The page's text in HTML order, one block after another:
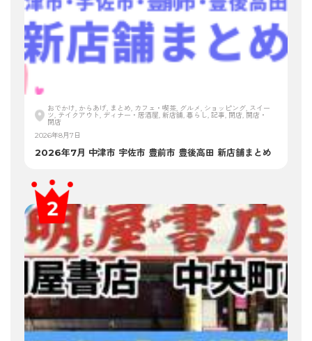
おでかけ, からあげ, まとめ, カフェ・喫茶, グルメ, ショッピング, スイー
ツ, テイクアウト, ディナー・居酒屋, 新店舗, 暮らし, 記事, 閉店, 開店・
閉店
2026年8月7日
2026年7月 中津市 宇佐市 豊前市 豊後高田 新店舗まとめ